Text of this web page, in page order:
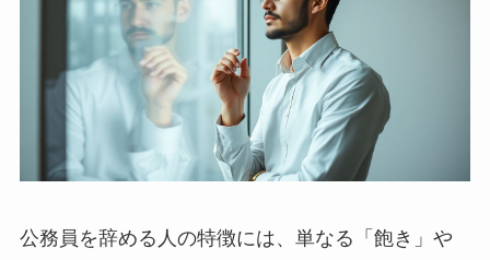
公務員を辞める人の特徴には、単なる「飽き」や